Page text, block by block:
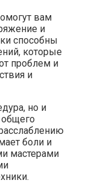
вам
и
способны
которые
проблем и
и
но и
боли и
мастерами